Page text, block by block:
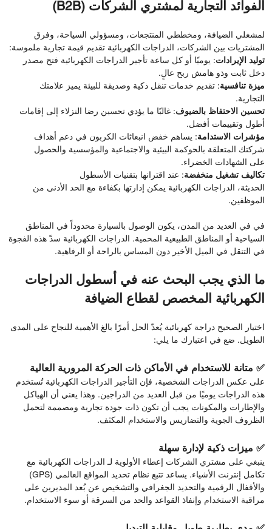
الفوائد التجارية لمشتري الشركات (B2B)
لمشغلي الضيافة، ومخططي المنتجعات، ومسؤولي السياحة، وفرق
المشتريات بين الشركات، الدراجات الكهربائية تقديم قيمة تجارية ملموسة:
توليد الإيرادات: يوميًا أو كل ساعة تأجير الدراجات الكهربائية فتح مصدر
دخل ثابت وذو هامش ربح عالٍ.
ميزة تنافسية: تقديم خدمات تنقل ذكية وصديقة للبيئة يميز علامتك
التجارية.
تحسين الاحتفاظ بالضيوف: غالبًا ما يؤدي تحسين رضا النزلاء إلى إقامات
أطول وتقييمات أفضل.
مؤشرات الاستدامة: يساهم خفض انبعاثات الكربون في دعم أهداف
شركتك المتعلقة بالحوكمة البيئية والاجتماعية والمؤسسية والحصول
على الشهادات الخضراء.
تكاليف تشغيل منخفضة: عند اقترانها بتقنيات الأسطول
الحديثة، الدراجات الكهربائية يمكن إدارتها بكفاءة مع الحد الأدنى من
الموظفين.
في في العديد من المدن، يكون الوصول بالسيارة محدوداً في المناطق
السياحية أو المناطق الطبيعية المحمية. الدراجات الكهربائية سدّ هذه الفجوة
في التنقل في الميل الأخير دون المساس بالراحة أو الرفاهية.
ما الذي يجب البحث عنه في أسطول الدراجات
الكهربائية المخصص لقطاع الضيافة
اختيار الصحيح دراجة كهربائية يُعدّ الحل أمرًا بالغ الأهمية للنجاح على المدى
الطويل. ضع في اعتبارك ما يلي:
✅ متانة للاستخدام في الأماكن ذات الحركة المرورية العالية
على عكس الدراجات الشخصية، فإن التأجير الدراجات الكهربائية تُستخدم
هذه الدراجات يوميًا من قبل العديد من الدراجين. وهذا يعني أن الهياكل
والإطارات والمكونات يجب أن تكون ذات جودة تجارية ومصممة لتحمل
الظروف الجوية والتضاريس والاستخدام المكثف.
✅ ميزات ذكية لإدارة سهلة
ينبغي على مشتري الشركات إعطاء الأولوية لـ الدراجات الكهربائية مع
تكامل إنترنت الأشياء. يساعد تتبع نظام تحديد المواقع العالمي (GPS)
والأقفال الرقمية والتحديد الجغرافي والتشخيص عن بُعد المديرين على
مراقبة الاستخدام وإنفاذ القواعد والحد من السرقة أو سوء الاستخدام.